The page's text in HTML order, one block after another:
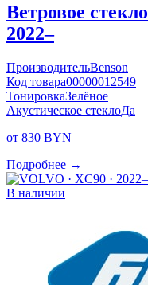
Ветровое стекло
2022–
ПроизводительBenson
Код товара00000012549
ТонировкаЗелёное
Акустическое стеклоДа
от 830 BYN
Подробнее →
В наличии